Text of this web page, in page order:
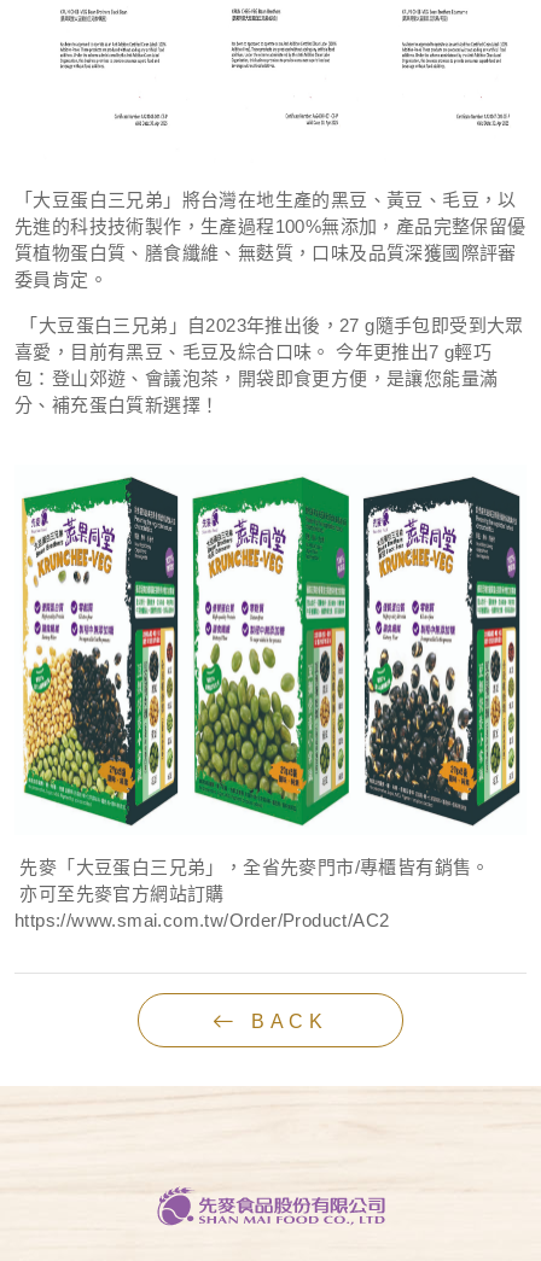
「大豆蛋白三兄弟」將台灣在地生產的黑豆、黃豆、毛豆，以
先進的科技技術製作，生產過程100%無添加，產品完整保留優
質植物蛋白質、膳食纖維、無麩質，口味及品質深獲國際評審
委員肯定。
「大豆蛋白三兄弟」自2023年推出後，27 g隨手包即受到大眾
喜愛，目前有黑豆、毛豆及綜合口味。 今年更推出7 g輕巧
包：登山郊遊、會議泡茶，開袋即食更方便，是讓您能量滿
分、補充蛋白質新選擇！
先麥「大豆蛋白三兄弟」，全省先麥門市/專櫃皆有銷售。
亦可至先麥官方網站訂購
https://www.smai.com.tw/Order/Product/AC2
BACK